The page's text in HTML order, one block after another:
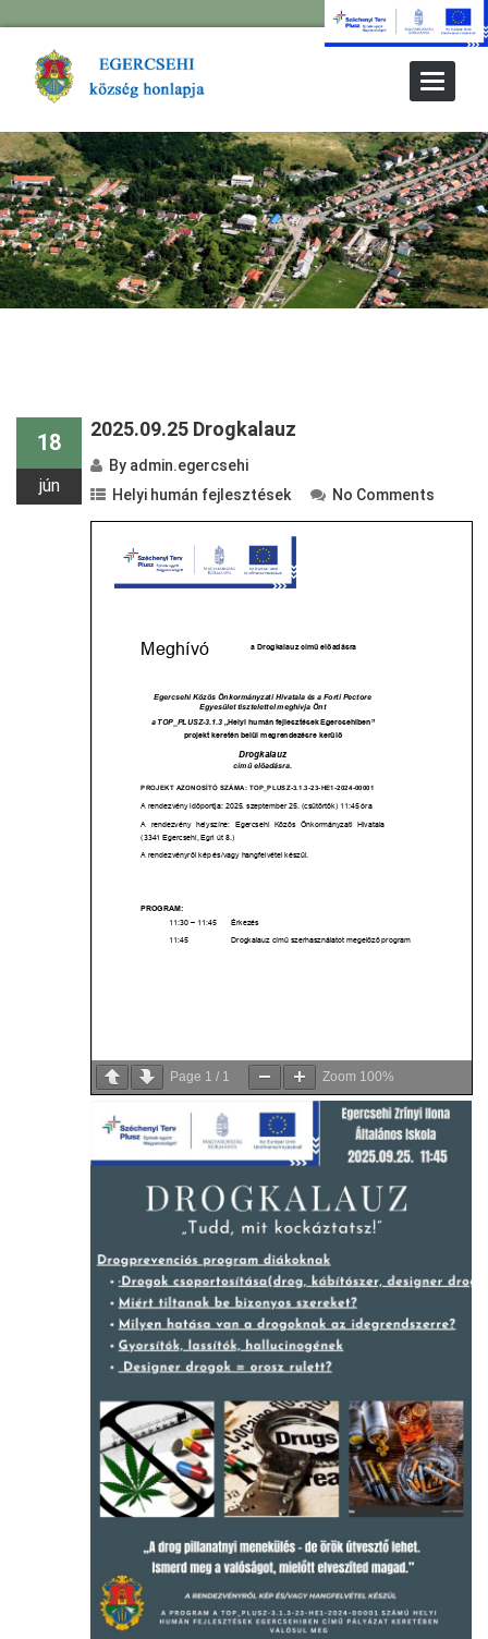
Toggle
18
jún
2025.09.25 Drogkalauz
By admin.egercsehi
Helyi humán fejlesztések
No Comments
Page 1 / 1 Zoom 100%